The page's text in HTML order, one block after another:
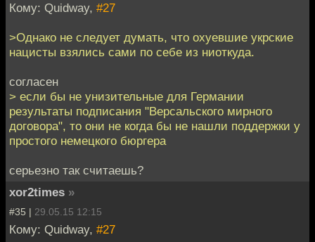
Кому: Quidway, #27
>Однако не следует думать, что охуевшие укрские
нацисты взялись сами по себе из ниоткуда.
согласен
> если бы не унизительные для Германии
результаты подписания "Версальского мирного
договора", то они не когда бы не нашли поддержки у
простого немецкого бюргера
серьезно так считаешь?
xor2times »
#35 | 29.05.15 12:15
Кому: Quidway, #27